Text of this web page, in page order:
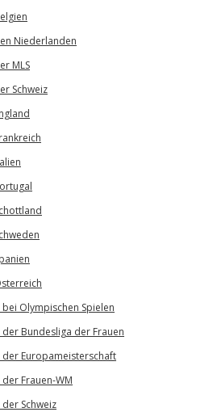
Niederlanden
MLS
Schweiz
Olympischen Spielen
Bundesliga der Frauen
Europameisterschaft
Frauen-WM
Schweiz